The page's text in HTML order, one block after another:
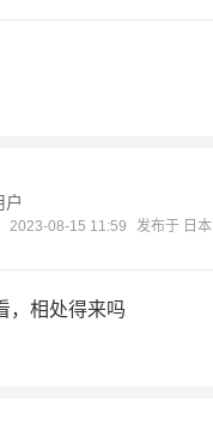
户
2023-08-15 11:59 发布于 日本
，相处得来吗